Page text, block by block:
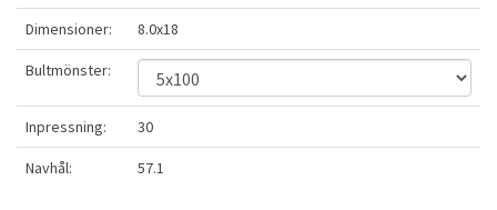
Dimensioner: 8.0x18
Bultmönster:
Inpressning: 30
Navhål: 57.1